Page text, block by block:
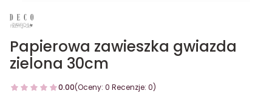
Papierowa zawieszka gwiazda
zielona 30cm
0.00(Oceny: 0 Recenzje: 0)